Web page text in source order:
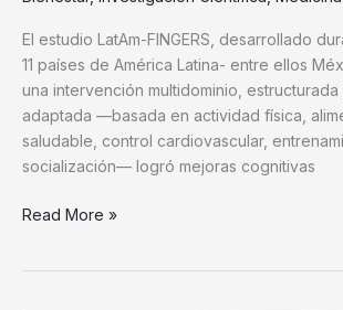
El estudio LatAm-FINGERS, desarrollado
11 países de América Latina- entre ellos
una intervención multidominio, estructurada
adaptada —basada en actividad física,
saludable, control cardiovascular,
socialización— logró mejoras cognitivas
Read More »